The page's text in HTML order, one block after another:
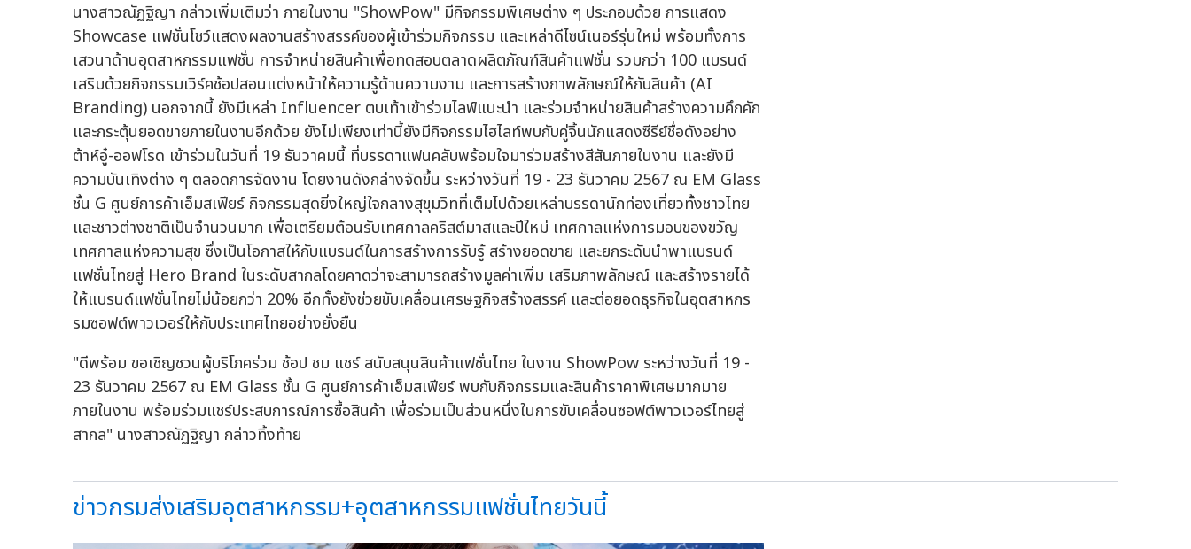
นางสาวณัฏฐิญา กล่าวเพิ่มเติมว่า ภายในงาน "ShowPow" มีกิจกรรมพิเศษต่าง ๆ ประกอบด้วย การแสดง
Showcase แฟชั่นโชว์แสดงผลงานสร้างสรรค์ของผู้เข้าร่วมกิจกรรม และเหล่าดีไซน์เนอร์รุ่นใหม่ พร้อมทั้งการ
เสวนาด้านอุตสาหกรรมแฟชั่น การจำหน่ายสินค้าเพื่อทดสอบตลาดผลิตภัณฑ์สินค้าแฟชั่น รวมกว่า 100 แบรนด์
เสริมด้วยกิจกรรมเวิร์คช้อปสอนแต่งหน้าให้ความรู้ด้านความงาม และการสร้างภาพลักษณ์ให้กับสินค้า (AI
Branding) นอกจากนี้ ยังมีเหล่า Influencer ตบเท้าเข้าร่วมไลฟ์แนะนำ และร่วมจำหน่ายสินค้าสร้างความคึกคัก
และกระตุ้นยอดขายภายในงานอีกด้วย ยังไม่เพียงเท่านี้ยังมีกิจกรรมไฮไลท์พบกับคู่จิ้นนักแสดงซีรีย์ชื่อดังอย่าง
ต้าห์อู๋-ออฟโรด เข้าร่วมในวันที่ 19 ธันวาคมนี้ ที่บรรดาแฟนคลับพร้อมใจมาร่วมสร้างสีสันภายในงาน และยังมี
ความบันเทิงต่าง ๆ ตลอดการจัดงาน โดยงานดังกล่างจัดขึ้น ระหว่างวันที่ 19 - 23 ธันวาคม 2567 ณ EM Glass
ชั้น G ศูนย์การค้าเอ็มสเฟียร์ กิจกรรมสุดยิ่งใหญ่ใจกลางสุขุมวิทที่เต็มไปด้วยเหล่าบรรดานักท่องเที่ยวทั้งชาวไทย
และชาวต่างชาติเป็นจำนวนมาก เพื่อเตรียมต้อนรับเทศกาลคริสต์มาสและปีใหม่ เทศกาลแห่งการมอบของขวัญ
เทศกาลแห่งความสุข ซึ่งเป็นโอกาสให้กับแบรนด์ในการสร้างการรับรู้ สร้างยอดขาย และยกระดับนำพาแบรนด์
แฟชั่นไทยสู่ Hero Brand ในระดับสากลโดยคาดว่าจะสามารถสร้างมูลค่าเพิ่ม เสริมภาพลักษณ์ และสร้างรายได้
ให้แบรนด์แฟชั่นไทยไม่น้อยกว่า 20% อีกทั้งยังช่วยขับเคลื่อนเศรษฐกิจสร้างสรรค์ และต่อยอดธุรกิจในอุตสาหกร
รมซอฟต์พาวเวอร์ให้กับประเทศไทยอย่างยั่งยืน
"ดีพร้อม ขอเชิญชวนผู้บริโภคร่วม ช้อป ชม แชร์ สนับสนุนสินค้าแฟชั่นไทย ในงาน ShowPow ระหว่างวันที่ 19 -
23 ธันวาคม 2567 ณ EM Glass ชั้น G ศูนย์การค้าเอ็มสเฟียร์ พบกับกิจกรรมและสินค้าราคาพิเศษมากมาย
ภายในงาน พร้อมร่วมแชร์ประสบการณ์การซื้อสินค้า เพื่อร่วมเป็นส่วนหนึ่งในการขับเคลื่อนซอฟต์พาวเวอร์ไทยสู่
สากล" นางสาวณัฏฐิญา กล่าวทิ้งท้าย
ข่าวกรมส่งเสริมอุตสาหกรรม+อุตสาหกรรมแฟชั่นไทยวันนี้